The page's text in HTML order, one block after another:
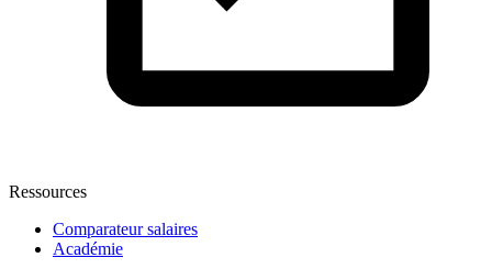
Ressources
Comparateur salaires
Académie